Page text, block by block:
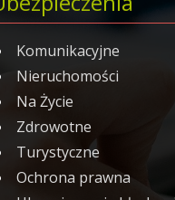
Komunikacyjne
Nieruchomości
Na Życie
Zdrowotne
Turystyczne
Ochrona prawna